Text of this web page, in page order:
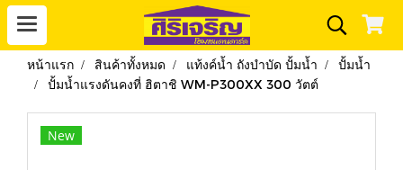
หน้าแรก สินค้าทั้งหมด แท้งค์น้ำ ถังบำบัด ปั้มน้ำ
ปั้มน้ำ
ปั้มน้ำแรงดันคงที่ ฮิตาชิ WM-P300XX 300 วัตต์
New